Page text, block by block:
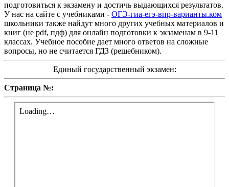
подготовиться к экзамену и достичь выдающихся результатов.
У нас на сайте с учебниками - ОГЭ-гиа-егэ-впр-варианты.ком
школьники также найдут много других учебных материалов и
книг (не pdf, пдф) для онлайн подготовки к экзаменам в 9-11
классах. Учебное пособие дает много ответов на сложные
вопросы, но не считается ГДЗ (решебником).
Единый государственный экзамен:
Страница №: